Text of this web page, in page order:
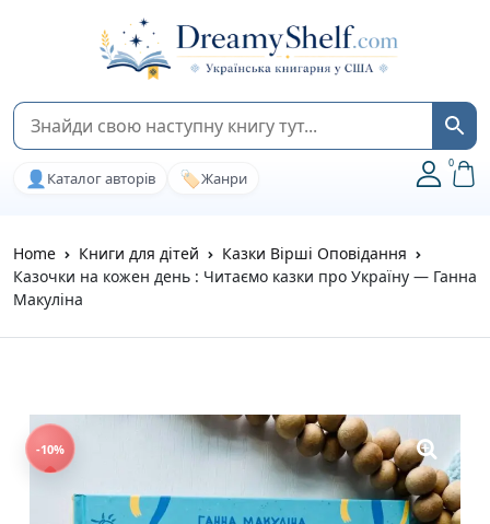
👤 Каталог авторів 🏷️Жанри
0
Home Книги для дітей
Казки Вірші Оповідання
Казочки на кожен день : Читаємо казки про Україну — Ганна
Макуліна
-10%